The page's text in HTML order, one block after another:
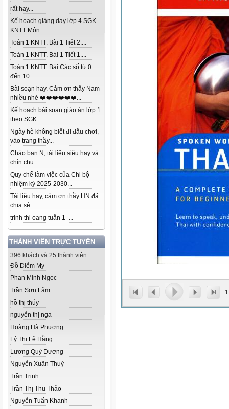
rất hay...
Kế hoạch giảng dạy lớp 4 SGK -
KNTT Môn...
Toán 1 KNTT. Bài 1 Tiết 2....
Toán 1 KNTT. Bài 1 Tiết 1....
Toán 1 KNTT. Bài Các số từ 0
đến 10...
Bài soạn hay. Cảm ơn thầy Nam
nhiều nhé ❤️❤️❤️❤️❤️❤️...
Kế hoạch bài soạn giáo án lớp 1
theo SGK...
Ngày hè không biết đi đâu chơi,
vào trang thầy...
Chào bạn N, tài liệu siêu hay và
chỉn chu...
Quy chế làm việc của Chi bộ
nhiệm kỳ 2025-2030...
Tài liệu hay, cảm ơn thầy HN đã
chia sẻ....
trinh thi oang tuần 1 ...
THÀNH VIÊN TRỰC TUYẾN
396 khách và 25 thành viên
Đỗ Diễm My
Phan Minh Ngọc
Trần Sơn Lâm
hồ thị thúy
nguyễn thị nga
Hoàng Hà Phương
Lý Thị Lệ Hằng
Lương Quý Dương
Nguyễn Xuân Thuỷ
Trần Trinh
Trần Thị Thu Thảo
Nguyễn Tuấn Khanh
1